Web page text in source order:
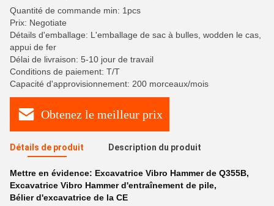
Quantité de commande min: 1pcs
Prix: Negotiate
Détails d'emballage: L'emballage de sac à bulles, wodden le cas,
appui de fer
Délai de livraison: 5-10 jour de travail
Conditions de paiement: T/T
Capacité d'approvisionnement: 200 morceaux/mois
Obtenez le meilleur prix
Détails de produit Description du produit
Mettre en évidence: Excavatrice Vibro Hammer de Q355B,
Excavatrice Vibro Hammer d'entraînement de pile,
Bélier d'excavatrice de la CE